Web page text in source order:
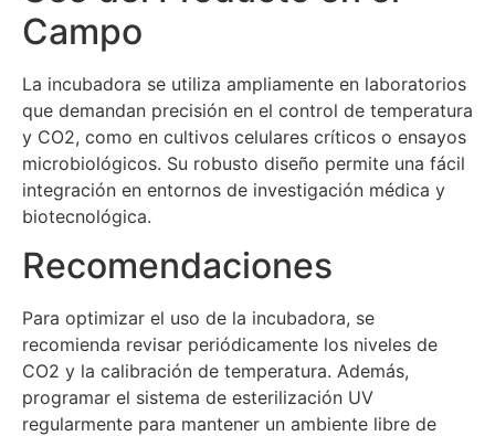
Campo
La incubadora se utiliza ampliamente en laboratorios
que demandan precisión en el control de temperatura
y CO2, como en cultivos celulares críticos o ensayos
microbiológicos. Su robusto diseño permite una fácil
integración en entornos de investigación médica y
biotecnológica.
Recomendaciones
Para optimizar el uso de la incubadora, se
recomienda revisar periódicamente los niveles de
CO2 y la calibración de temperatura. Además,
programar el sistema de esterilización UV
regularmente para mantener un ambiente libre de